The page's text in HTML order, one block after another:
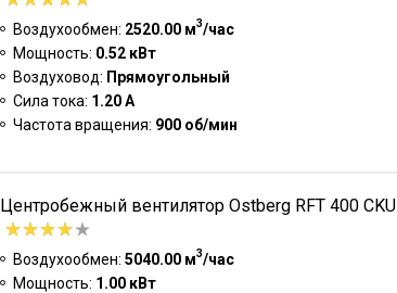
Воздухообмен: 2520.00 м3/час
Мощность: 0.52 кВт
Воздуховод: Прямоугольный
Сила тока: 1.20 А
Частота вращения: 900 об/мин
Центробежный вентилятор Ostberg RFT 400 CKU
Воздухообмен: 5040.00 м3/час
Мощность: 1.00 кВт